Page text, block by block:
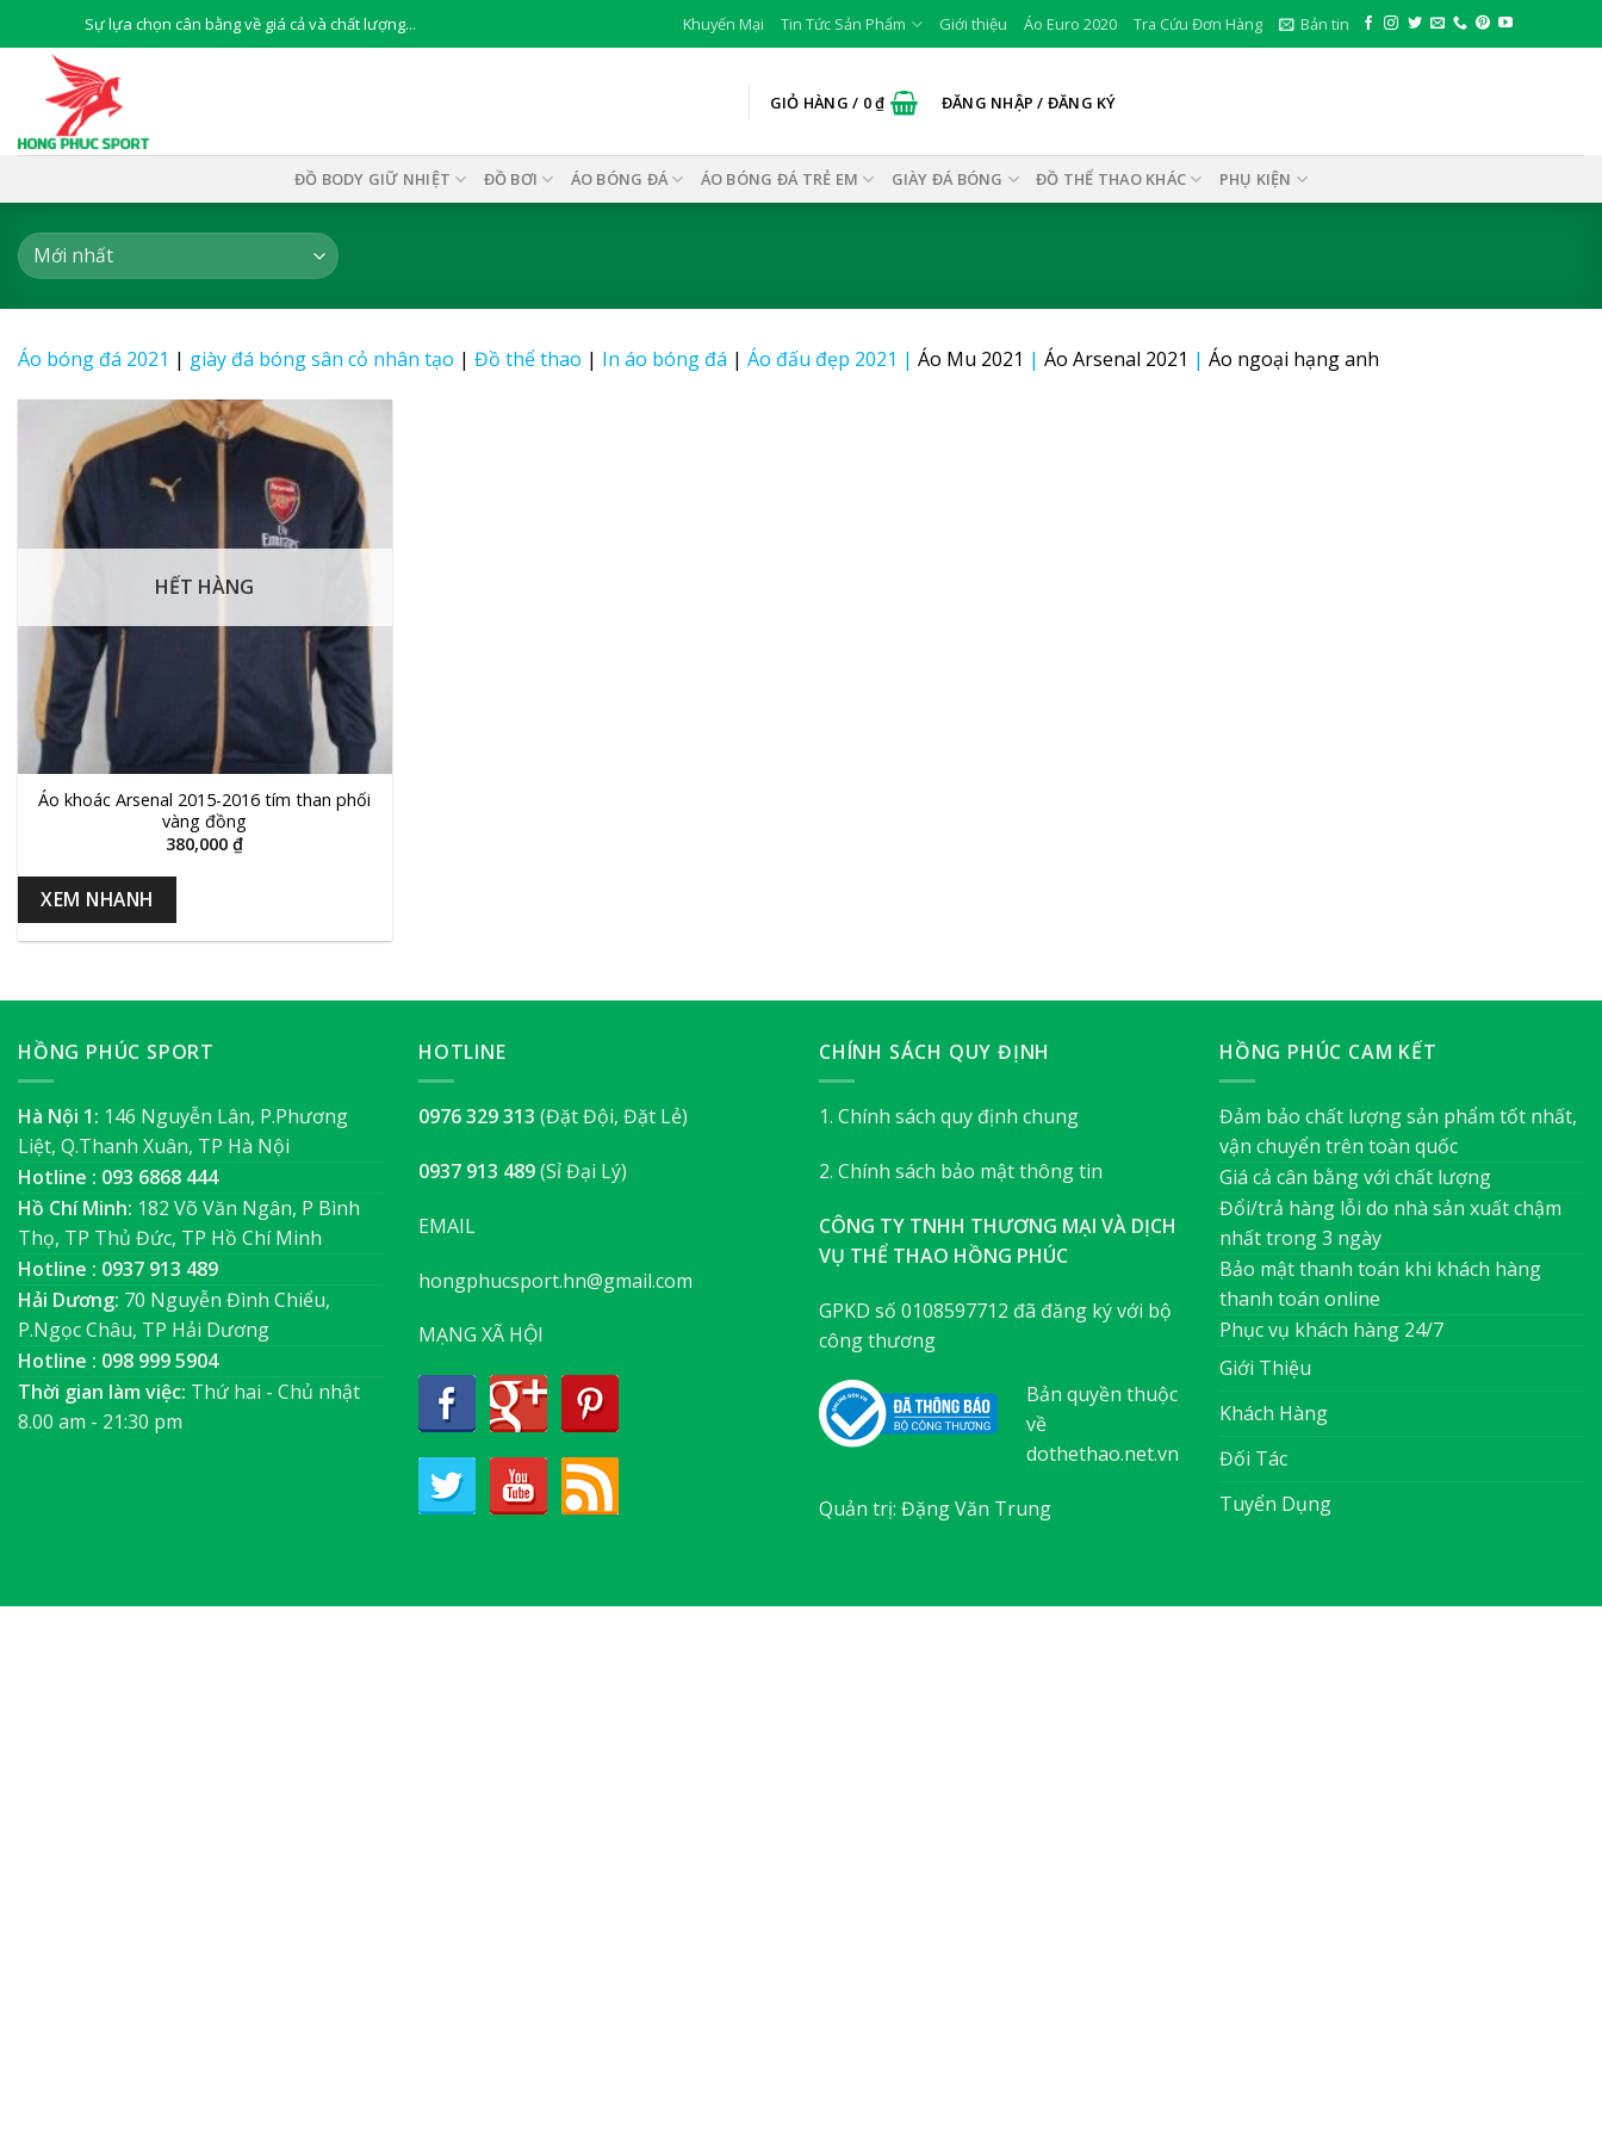
to
content
Sự lựa chọn cân bằng về giá cả và chất lượng... Khuyến Mại Tin Tức Sản Phẩm Giới thiệu Áo Euro 2020 Tra Cứu Đơn Hàng Bản tin
GIỎ HÀNG / 0₫ ĐĂNG NHẬP / ĐĂNG KÝ
ĐỒ BODY GIỮ NHIỆT ĐỒ BƠI ÁO BÓNG ĐÁ ÁO BÓNG ĐÁ TRẺ EM GIÀY ĐÁ BÓNG ĐỒ THỂ THAO KHÁC PHỤ KIỆN
Áo bóng đá 2021 | giày đá bóng sân cỏ nhân tạo | Đồ thể thao | In áo bóng đá | Áo đấu đẹp 2021 | Áo Mu 2021 | Áo Arsenal 2021 | Áo ngoại hạng anh
HẾT HÀNG
Áo khoác Arsenal 2015-2016 tím than phối
vàng đồng
380,000₫
XEM NHANH
HỒNG PHÚC SPORT
Hà Nội 1: 146 Nguyễn Lân, P.Phương
Liệt, Q.Thanh Xuân, TP Hà Nội
Hotline : 093 6868 444
Hồ Chí Minh: 182 Võ Văn Ngân, P Bình
Thọ, TP Thủ Đức, TP Hồ Chí Minh
Hotline : 0937 913 489
Hải Dương: 70 Nguyễn Đình Chiểu,
P.Ngọc Châu, TP Hải Dương
Hotline : 098 999 5904
Thời gian làm việc: Thứ hai - Chủ nhật
8.00 am - 21:30 pm
HOTLINE
0976 329 313 (Đặt Đội, Đặt Lẻ)
0937 913 489(Sỉ Đại Lý)
EMAIL
hongphucsport.hn@gmail.com
MẠNG XÃ HỘI
CHÍNH SÁCH QUY ĐỊNH
1. Chính sách quy định chung
2. Chính sách bảo mật thông tin
CÔNG TY TNHH THƯƠNG MẠI VÀ DỊCH
VỤ THỂ THAO HỒNG PHÚC
GPKD số 0108597712 đã đăng ký với bộ
công thương
Bản quyền thuộc
về
dothethao.net.vn
Quản trị: Đặng Văn Trung
HỒNG PHÚC CAM KẾT
Đảm bảo chất lượng sản phẩm tốt nhất,
vận chuyển trên toàn quốc
Giá cả cân bằng với chất lượng
Đổi/trả hàng lỗi do nhà sản xuất chậm
nhất trong 3 ngày
Bảo mật thanh toán khi khách hàng
thanh toán online
Phục vụ khách hàng 24/7
Giới Thiệu
Khách Hàng
Đối Tác
Tuyển Dụng